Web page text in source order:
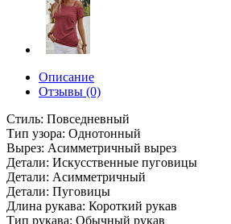
Описание
Отзывы (0)
Стиль: Повседневный
Тип узора: Однотонный
Вырез: Асимметричный вырез
Детали: Искусственные пуговицы
Детали: Асимметричный
Детали: Пуговицы
Длина рукава: Короткий рукав
Тип рукава: Обычный рукав